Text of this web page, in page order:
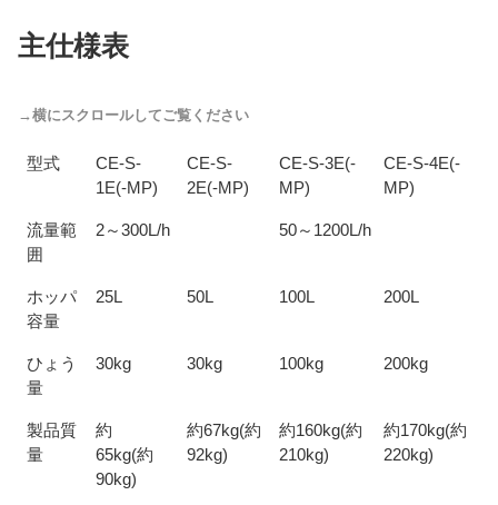
主仕様表
型式
CE-S-
1E(-MP)
CE-S-
2E(-MP)
CE-S-3E(-
MP)
CE-S-4E(-
MP)
流量範
囲
2～300L/h 50～1200L/h
ホッパ
容量
25L 50L 100L 200L
ひょう
量
30kg 30kg 100kg 200kg
製品質
量
約
65kg(約
90kg)
約67kg(約
92kg)
約160kg(約
210kg)
約170kg(約
220kg)